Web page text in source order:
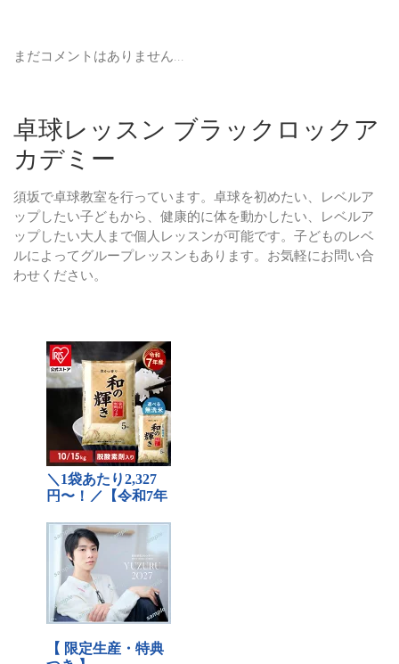
まだコメントはありません...
卓球レッスン ブラックロックア
カデミー
須坂で卓球教室を行っています。卓球を初めたい、レベルア
ップしたい子どもから、健康的に体を動かしたい、レベルア
ップしたい大人まで個人レッスンが可能です。子どものレベ
ルによってグループレッスンもあります。お気軽にお問い合
わせください。